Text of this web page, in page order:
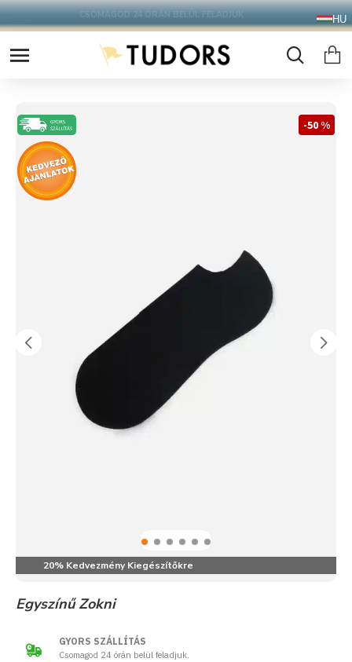
10.000 Ft FELETT INGYENES SZÁLLÍTÁS
FOXPOST CSOMAGAUTOMATÁBA !
HU
20% Kedvezmény Kiegészítőkre
-50 %
Egyszínű Zokni
GYORS SZÁLLÍTÁS
Csomagod 24 órán belül feladjuk.